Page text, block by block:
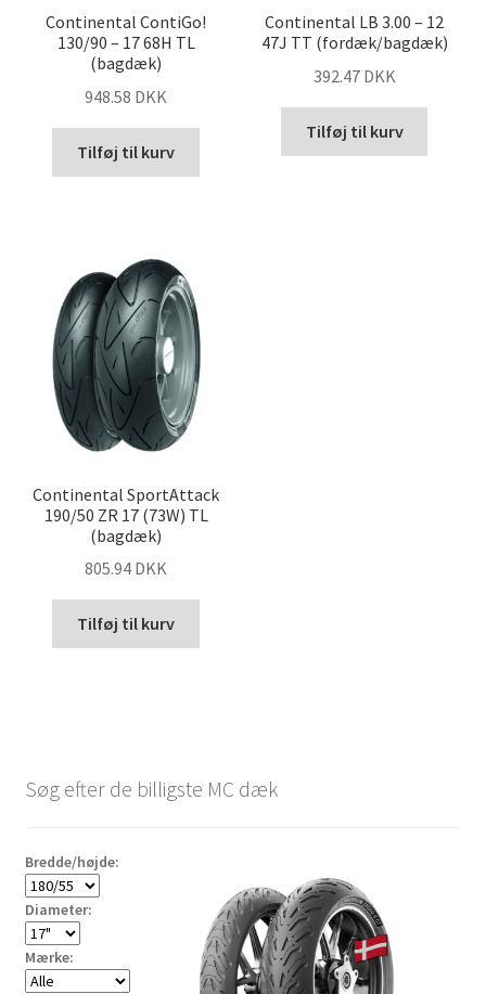
Continental ContiGo!
130/90 – 17 68H TL
(bagdæk)
948.58 DKK
Tilføj til kurv
Continental LB 3.00 – 12
47J TT (fordæk/bagdæk)
392.47 DKK
Tilføj til kurv
Continental SportAttack
190/50 ZR 17 (73W) TL
(bagdæk)
805.94 DKK
Tilføj til kurv
Søg efter de billigste MC dæk
Bredde/højde:
Diameter:
Mærke: